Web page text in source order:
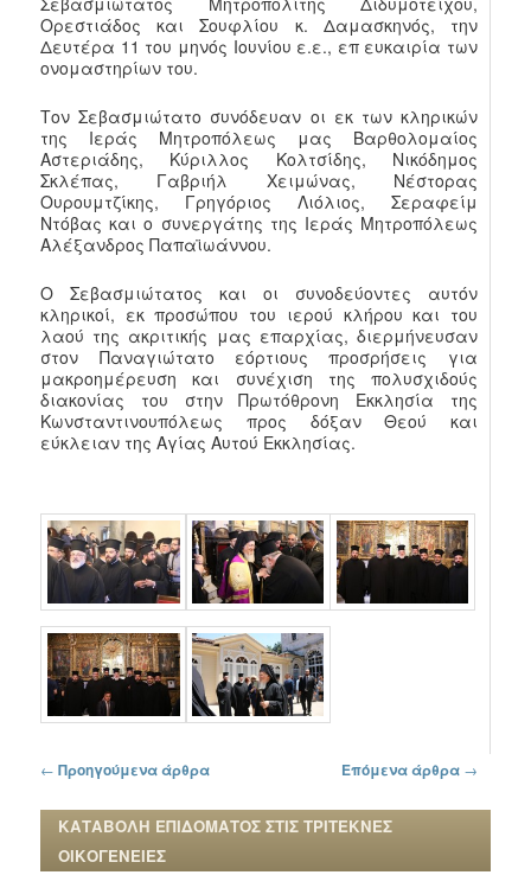
Ορεστιάδος και Σουφλίου κ. Δαμασκηνός, την
Δευτέρα 11 του μηνός Ιουνίου ε.ε., επ ευκαιρία των
ονομαστηρίων του.
Τον Σεβασμιώτατο συνόδευαν οι εκ των κληρικών
της Ιεράς Μητροπόλεως μας Βαρθολομαίος
Αστεριάδης, Κύριλλος Κολτσίδης, Νικόδημος
Σκλέπας, Γαβριήλ Χειμώνας, Νέστορας
Ουρουμτζίκης, Γρηγόριος Λιόλιος, Σεραφείμ
Ντόβας και ο συνεργάτης της Ιεράς Μητροπόλεως
Αλέξανδρος Παπαϊωάννου.
Ο Σεβασμιώτατος και οι συνοδεύοντες αυτόν
κληρικοί, εκ προσώπου του ιερού κλήρου και του
λαού της ακριτικής μας επαρχίας, διερμήνευσαν
στον Παναγιώτατο εόρτιους προσρήσεις για
μακροημέρευση και συνέχιση της πολυσχιδούς
διακονίας του στην Πρωτόθρονη Εκκλησία της
Κωνσταντινουπόλεως προς δόξαν Θεού και
εύκλειαν της Αγίας Αυτού Εκκλησίας.
Πλοήγηση στα άρθρα
← Προηγούμενα άρθρα Επόμενα άρθρα →
ΚΑΤΑΒΟΛΗ ΕΠΙΔΟΜΑΤΟΣ ΣΤΙΣ ΤΡΙΤΕΚΝΕΣ
ΟΙΚΟΓΕΝΕΙΕΣ